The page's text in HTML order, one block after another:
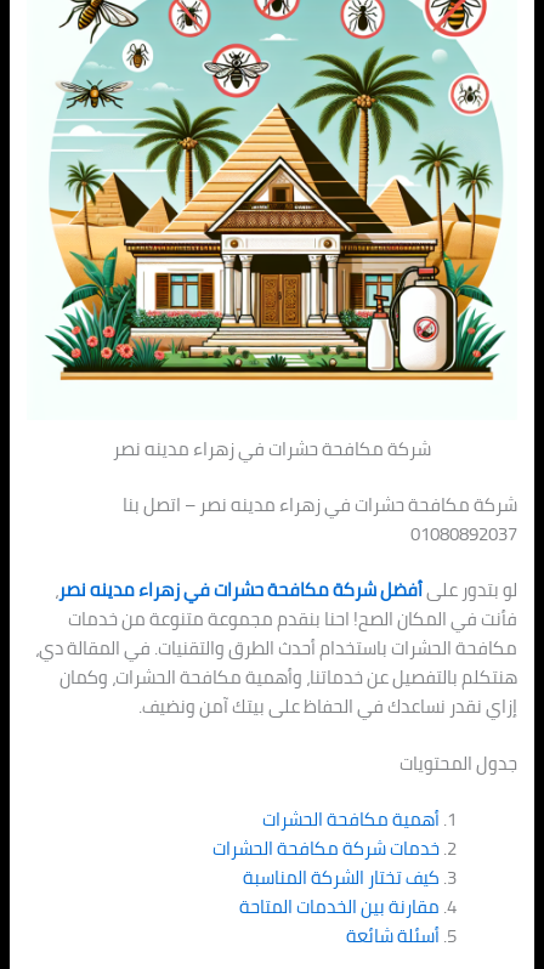
شركة مكافحة حشرات في زهراء مدينه نصر
شركة مكافحة حشرات في زهراء مدينه نصر – اتصل بنا
01080892037
لو بتدور علىأفضل شركة مكافحة حشرات في زهراء مدينه نصر،
فأنت في المكان الصح! احنا بنقدم مجموعة متنوعة من خدمات
مكافحة الحشرات باستخدام أحدث الطرق والتقنيات. في المقالة دي،
هنتكلم بالتفصيل عن خدماتنا، وأهمية مكافحة الحشرات، وكمان
إزاي نقدر نساعدك في الحفاظ على بيتك آمن ونضيف.
جدول المحتويات
أهمية مكافحة الحشرات
خدمات شركة مكافحة الحشرات
كيف تختار الشركة المناسبة
مقارنة بين الخدمات المتاحة
أسئلة شائعة